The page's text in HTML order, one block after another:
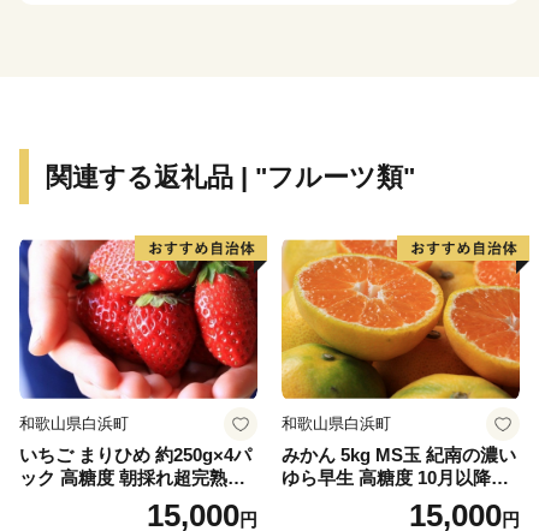
関連する返礼品 | "フルーツ類"
和歌山県白浜町
いちご まりひめ 約250g×4パ
ック 高糖度 朝採れ超完熟ま
りひめ 1月以降発送分
15,000円
和歌山県白浜町
みかん 5kg MS玉 紀南の濃い
ゆら早生 高糖度 10月以降発
送 マルチ被覆栽培15,000円